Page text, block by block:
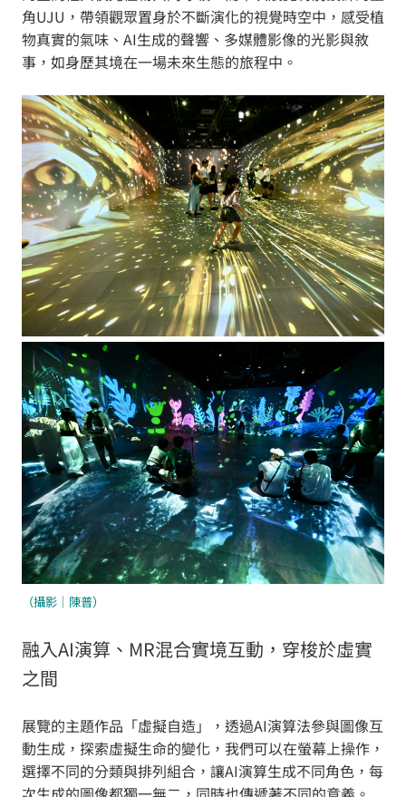
角UJU，帶領觀眾置身於不斷演化的視覺時空中，感受植
物真實的氣味、AI生成的聲響、多媒體影像的光影與敘
事，如身歷其境在一場未來生態的旅程中。
（攝影｜陳普）
融入AI演算、MR混合實境互動，穿梭於虛實
之間
展覽的主題作品「虛擬自造」，透過AI演算法參與圖像互
動生成，探索虛擬生命的變化，我們可以在螢幕上操作，
選擇不同的分類與排列組合，讓AI演算生成不同角色，每